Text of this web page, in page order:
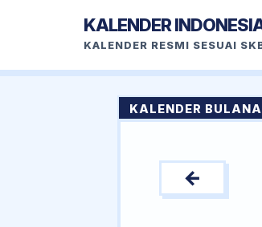
KALENDER
KALENDER RESMI SESUAI
KALENDER
←